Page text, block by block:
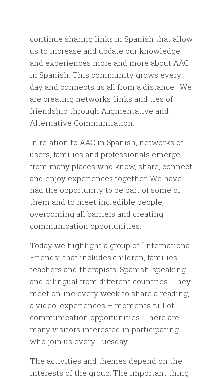
continue sharing links in Spanish that allow
us to increase and update our knowledge
and experiences more and more about AAC
in Spanish. This community grows every
day and connects us all from a distance. We
are creating networks, links and ties of
friendship through Augmentative and
Alternative Communication.
In relation to AAC in Spanish, networks of
users, families and professionals emerge
from many places who know, share, connect
and enjoy experiences together. We have
had the opportunity to be part of some of
them and to meet incredible people,
overcoming all barriers and creating
communication opportunities.
Today we highlight a group of “International
Friends” that includes children, families,
teachers and therapists, Spanish-speaking
and bilingual from different countries. They
meet online every week to share a reading,
a video, experiences — moments full of
communication opportunities. There are
many visitors interested in participating
who join us every Tuesday.
The activities and themes depend on the
interests of the group. The important thing